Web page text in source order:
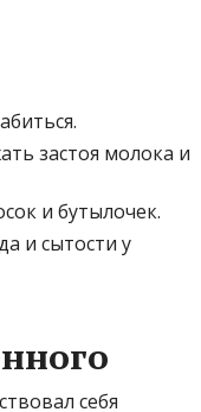
застоя молока и
и бутылочек.
и сытости у
себя